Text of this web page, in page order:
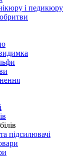
і педикюру
підсилювачі